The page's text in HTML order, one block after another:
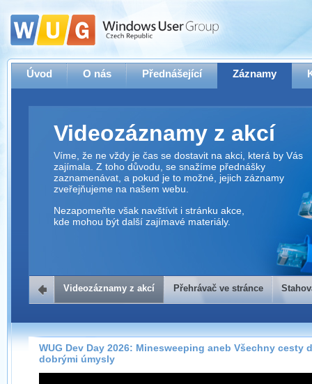
Úvod O nás Přednášející Záznamy
Videozáznamy z akcí
Víme, že ne vždy je čas se dostavit na akci, která by Vás
zajímala. Z toho důvodu, se snažíme přednášky
zaznamenávat, a pokud je to možné, jejich záznamy
zveřejňujeme na našem webu.
Nezapomeňte však navštívit i stránku akce,
kde mohou být další zajímavé materiály.
Přehrávač ve stránce
Záznamy na našem webu můžete pohodlně sledovat
přímo na stránce s využitím našehoHTML 5nebo
Silverlightpřehrávače.
Stránka se sama rozhodne, na základě toho, jaké
Videozáznamy z akcí Přehrávač ve stránce
WUG Dev Day 2026: Minesweeping aneb Všechny cesty
dobrými úmysly